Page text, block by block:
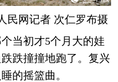
民网记者 次仁罗布摄
初才5个月大的娃
跌撞撞地跑了。复兴
的摇篮曲。